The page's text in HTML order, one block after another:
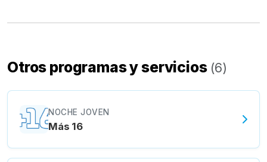
Otros programas y servicios (6)
NOCHE JOVEN
Más 16